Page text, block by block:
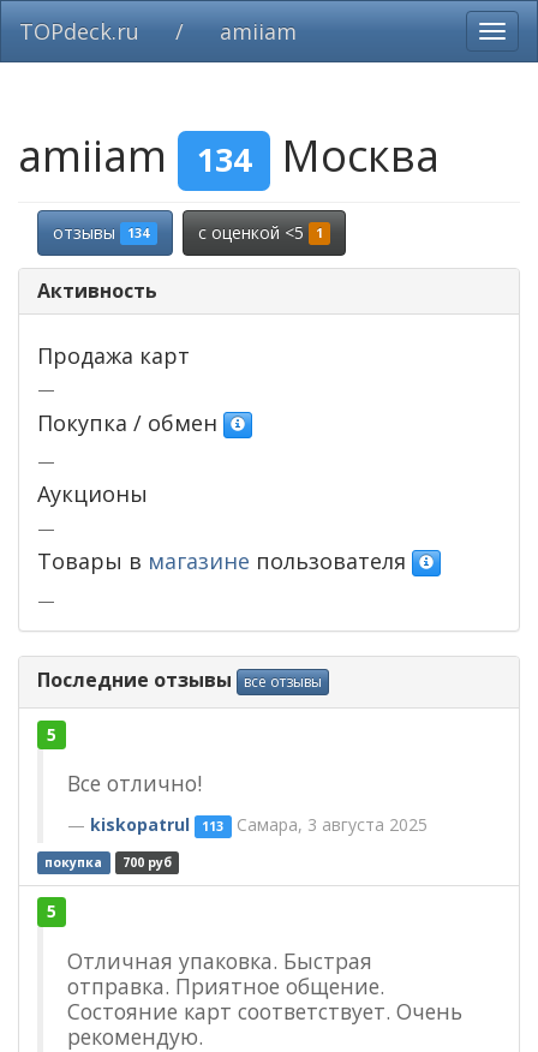
TOPdeck.ru / amiiam
amiiam 134 Москва
отзывы 134 c оценкой <5 1
Активность
Продажа карт
—
Покупка / обмен
—
Аукционы
—
Товары в магазине пользователя
—
Последние отзывы все отзывы
5
Все отлично!
kiskopatrul 113 Самара, 3 августа 2025
покупка 700 руб
5
Отличная упаковка. Быстрая
отправка. Приятное общение.
Состояние карт соответствует. Очень
рекомендую.